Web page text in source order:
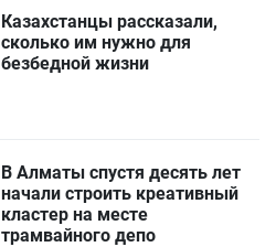
Казахстанцы рассказали,
сколько им нужно для
безбедной жизни
В Алматы спустя десять лет
начали строить креативный
кластер на месте
трамвайного депо